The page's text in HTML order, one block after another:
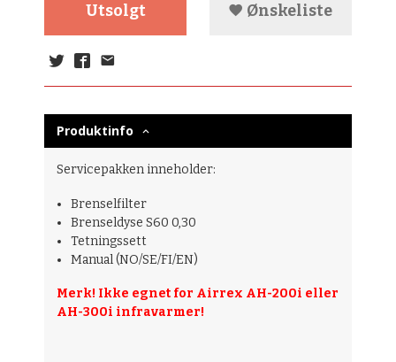
Utsolgt Ønskeliste
Produktinfo
Servicepakken inneholder:
Brenselfilter
Brenseldyse S60 0,30
Tetningssett
Manual (NO/SE/FI/EN)
Merk! Ikke egnet for Airrex AH-200i eller
AH-300i infravarmer!